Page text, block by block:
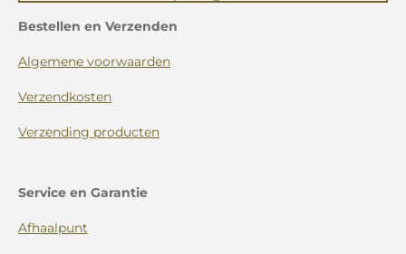
Bestellen en Verzenden
Algemene voorwaarden
Verzendkosten
Verzending producten
Service en Garantie
Afhaalpunt